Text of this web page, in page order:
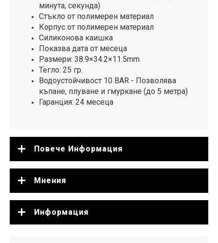
минута, секунда)
Стъкло от полимерен материал
Корпус от полимерен материал
Силиконова каишка
Показва дата от месеца
Размери: 38.9×34.2×11.5mm
Тегло: 25 гр.
Водоустойчивост 10 BAR - Позволява
къпане, плуване и гмуркане (до 5 метра)
Гаранция: 24 месеца
Повече Информация
Мнения
Информация